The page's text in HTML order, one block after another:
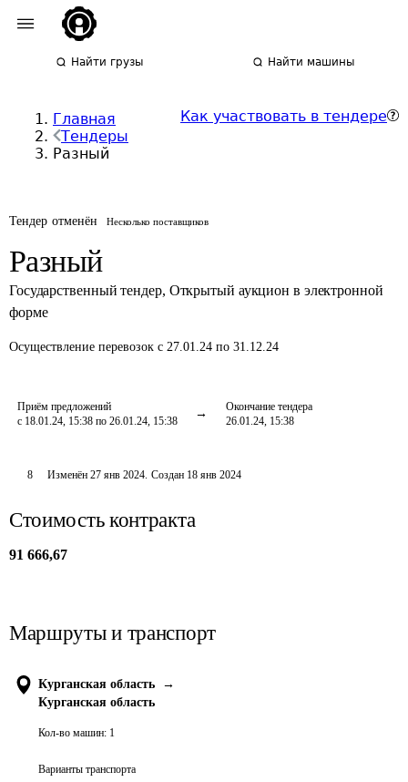
Найти грузы Найти машины
Главная
Тендеры
Разный
Как участвовать в тендере
Тендер отменён Несколько поставщиков
Разный
Государственный тендер, Открытый аукцион в электронной
форме
Осуществление перевозок с 27.01.24 по 31.12.24
Приём предложений
с 18.01.24, 15:38 по 26.01.24, 15:38
Окончание тендера
26.01.24, 15:38
8 Изменён 27 янв 2024. Создан 18 янв 2024
Стоимость контракта
91 666,67
Маршруты и транспорт
Курганская область
→
Курганская область
Кол-во машин: 1
Варианты транспорта